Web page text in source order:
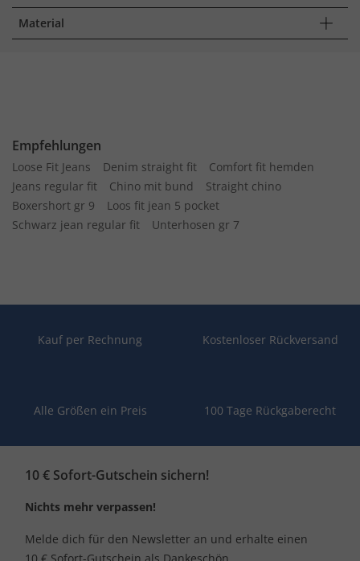
Material
Empfehlungen
Loose Fit Jeans Denim straight fit
Comfort fit hemden
Jeans regular fit
Chino mit bund
Straight chino
Boxershort gr 9
Loos fit jean 5 pocket
Schwarz jean regular fit
Unterhosen gr 7
Kauf per Rechnung Kostenloser Rückversand
Alle Größen ein Preis 100 Tage Rückgaberecht
10 € Sofort-Gutschein sichern!
Nichts mehr verpassen!
Melde dich für den Newsletter an und erhalte einen